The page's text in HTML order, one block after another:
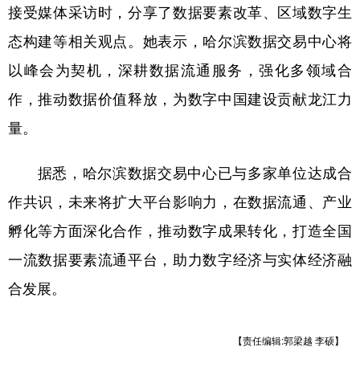
接受媒体采访时，分享了数据要素改革、区域数字生
态构建等相关观点。她表示，哈尔滨数据交易中心将
以峰会为契机，深耕数据流通服务，强化多领域合
作，推动数据价值释放，为数字中国建设贡献龙江力
量。
据悉，哈尔滨数据交易中心已与多家单位达成合
作共识，未来将扩大平台影响力，在数据流通、产业
孵化等方面深化合作，推动数字成果转化，打造全国
一流数据要素流通平台，助力数字经济与实体经济融
合发展。
【责任编辑:郭梁越 李硕】